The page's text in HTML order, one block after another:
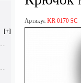
[+]
Артикул KR 0170 SC